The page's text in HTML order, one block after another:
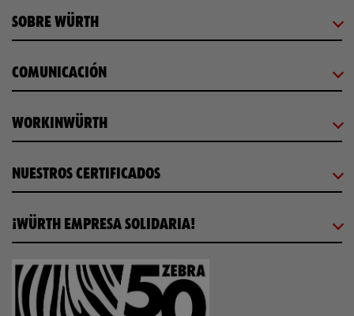
SOBRE WÜRTH
COMUNICACIÓN
WORKINWÜRTH
NUESTROS CERTIFICADOS
¡WÜRTH EMPRESA SOLIDARIA!